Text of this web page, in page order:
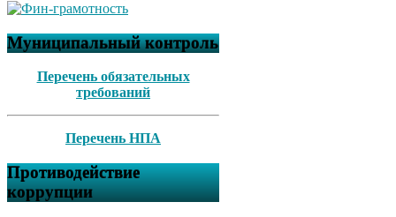
Муниципальный контроль
Перечень обязательных
требований
Перечень НПА
Противодействие
коррупции